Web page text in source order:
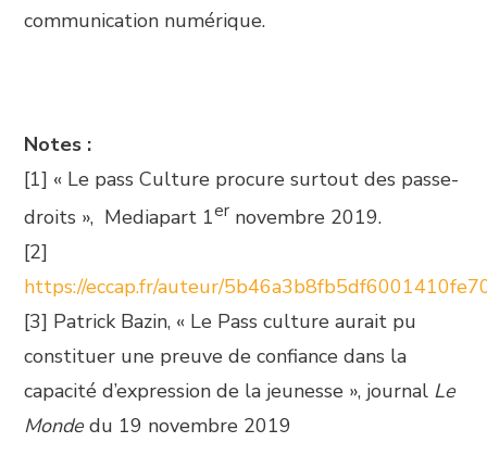
communication numérique.
Notes :
[1] « Le pass Culture procure surtout des passe-
droits », Mediapart 1er novembre 2019.
[2]
https://eccap.fr/auteur/
[3] Patrick Bazin, « Le Pass culture aurait pu
constituer une preuve de confiance dans la
capacité d’expression de la jeunesse », journal Le
Mondedu 19 novembre 2019